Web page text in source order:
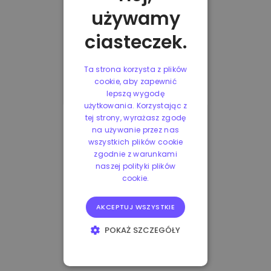
używamy
ciasteczek.
Ta strona korzysta z plików
cookie, aby zapewnić
lepszą wygodę
użytkowania. Korzystając z
tej strony, wyrażasz zgodę
na używanie przez nas
wszystkich plików cookie
zgodnie z warunkami
naszej polityki plików
cookie.
AKCEPTUJ WSZYSTKIE
POKAŻ SZCZEGÓŁY